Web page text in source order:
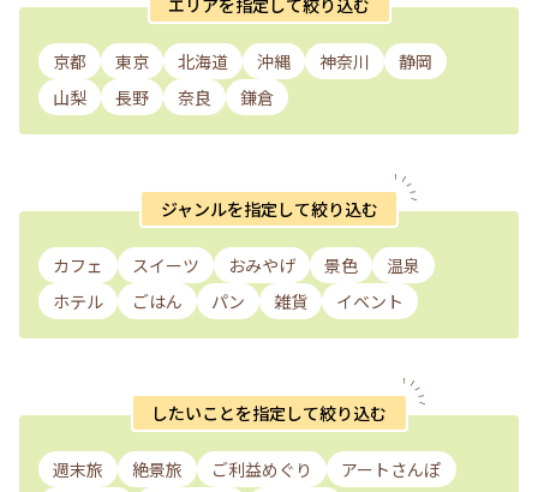
京都 東京 北海道 沖縄 神奈川
静岡
山梨
長野 奈良 鎌倉
ジャンルを指定して絞り込む
カフェ スイーツ おみやげ 景色
温泉
ホテル
ごはん パン 雑貨 イベント
したいことを指定して絞り込む
週末旅 絶景旅 ご利益めぐり
アートさんぽ